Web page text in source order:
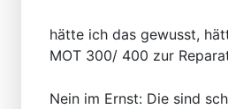
hätte ich das gewusst,
MOT 300/ 400 zur
Nein im Ernst: Die sind